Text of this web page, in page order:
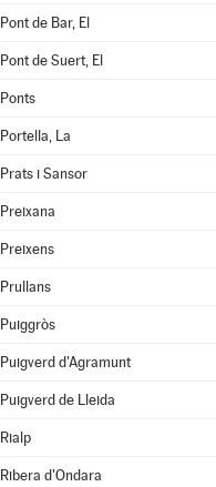
Pont de Bar, El
Pont de Suert, El
Ponts
Portella, La
Prats i Sansor
Preixana
Preixens
Prullans
Puiggròs
Puigverd d'Agramunt
Puigverd de Lleida
Rialp
Ribera d'Ondara